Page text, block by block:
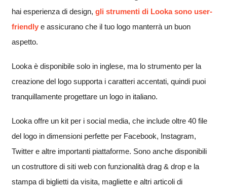
hai esperienza di design, gli strumenti di Looka sono user-
friendly e assicurano che il tuo logo manterrà un buon
aspetto.
Looka è disponibile solo in inglese, ma lo strumento per la
creazione del logo supporta i caratteri accentati, quindi puoi
tranquillamente progettare un logo in italiano.
Looka offre un kit per i social media, che include oltre 40 file
del logo in dimensioni perfette per Facebook, Instagram,
Twitter e altre importanti piattaforme. Sono anche disponibili
un costruttore di siti web con funzionalità drag & drop e la
stampa di biglietti da visita, magliette e altri articoli di